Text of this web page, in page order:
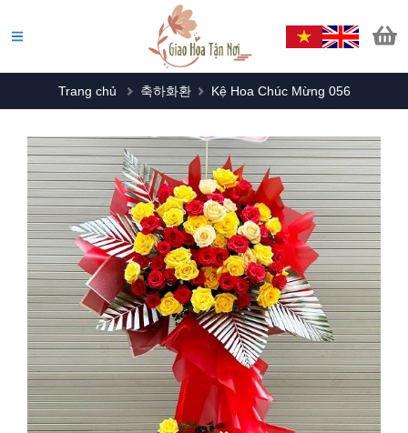
Trang chủ 축하화환 Kệ Hoa Chúc Mừng 056